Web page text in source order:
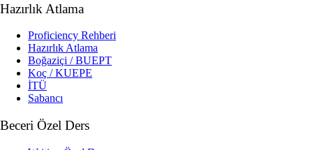
Hazırlık Atlama
Proficiency Rehberi
Hazırlık Atlama
Boğaziçi / BUEPT
Koç / KUEPE
İTÜ
Sabancı
Beceri Özel Ders